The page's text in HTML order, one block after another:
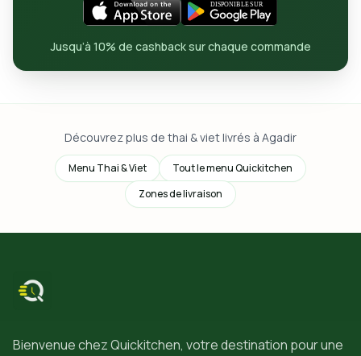
Jusqu’à 10% de cashback sur chaque commande
Découvrez plus de thai & viet livrés à Agadir
Menu Thai & Viet
Tout le menu Quickitchen
Zones de livraison
Bienvenue chez Quickitchen, votre destination pour une